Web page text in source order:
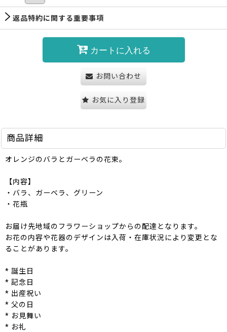
返品特約に関する重要事項
カートに入れる
お問い合わせ
お気に入り登録
商品詳細
オレンジのバラとガーベラの花束。
【内容】
・バラ、ガーベラ、グリーン
・花瓶
お届け先地域のフラワーショップからの配達となります。
お花の内容や花器のデザインは入荷・在庫状況により変更とな
ることがあります。
* 誕生日
* 記念日
* 出産祝い
* 父の日
* お見舞い
* お礼